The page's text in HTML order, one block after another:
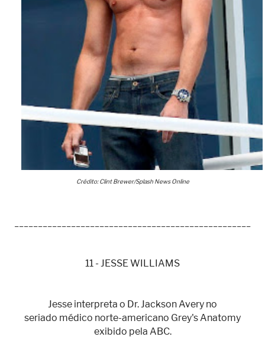
Crédito: Clint Brewer/Splash News Online
11 - JESSE WILLIAMS
Jesse interpreta o Dr. Jackson Avery no
seriado médico norte-americano Grey's Anatomy
exibido pela ABC.